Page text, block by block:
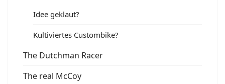
Idee geklaut?
Kultiviertes Custombike?
The Dutchman Racer
The real McCoy